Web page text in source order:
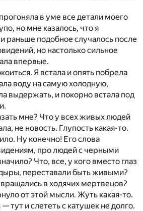
в уме все детали моего
но мне казалось, что я
раньше подобное случалось после
но настолько сильное
впервые.
Я встала и опять побрела
воду на самую холодную,
выдержать, и покорно встала под
мне? Что у всех живых людей
не новость. Глупость какая-то.
Ну конечно! Его слова
про людей с черными
Что, все, у кого вместо глаз
переставали быть живыми?
в ходячих мертвецов?
от этой мысли. Жуть какая-то.
тут и слететь с катушек не долго.